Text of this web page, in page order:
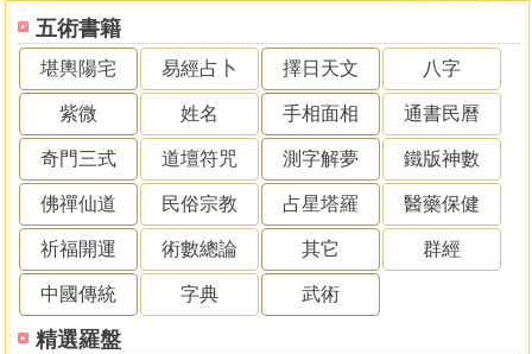
五術書籍
堪輿陽宅 易經占卜 擇日天文 八字
紫微 姓名 手相面相 通書民曆
奇門三式 道壇符咒 測字解夢 鐵版神數
佛禪仙道 民俗宗教 占星塔羅 醫藥保健
祈福開運 術數總論 其它 群經
中國傳統 字典 武術
精選羅盤